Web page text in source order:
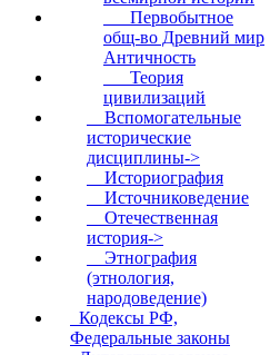
Первобытное
общ-во Древний мир
Античность
Теория
цивилизаций
Вспомогательные
исторические
дисциплины->
Историография
Источниковедение
Отечественная
история->
Этнография
(этнология,
народоведение)
Кодексы РФ,
Федеральные законы